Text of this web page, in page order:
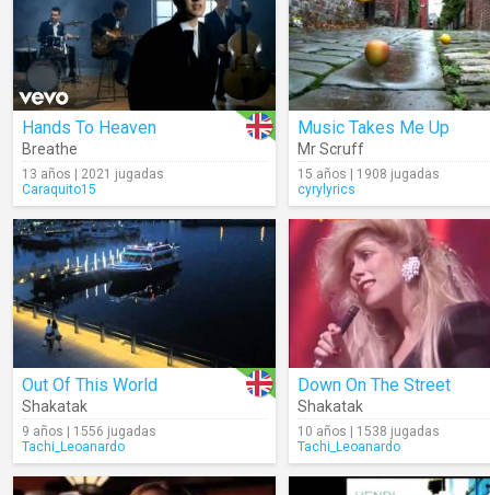
Hands To Heaven
Breathe
13 años | 2021 jugadas
Caraquito15
Music Takes Me Up
Mr Scruff
15 años | 1908 jugadas
cyrylyrics
Out Of This World
Shakatak
9 años | 1556 jugadas
Tachi_Leoanardo
Down On The Street
Shakatak
10 años | 1538 jugadas
Tachi_Leoanardo